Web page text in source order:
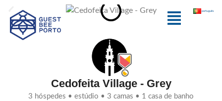
content
Menu português
Cedofeita Village - Grey
3 hóspedes • estúdio • 3 camas • 1 casa de banho